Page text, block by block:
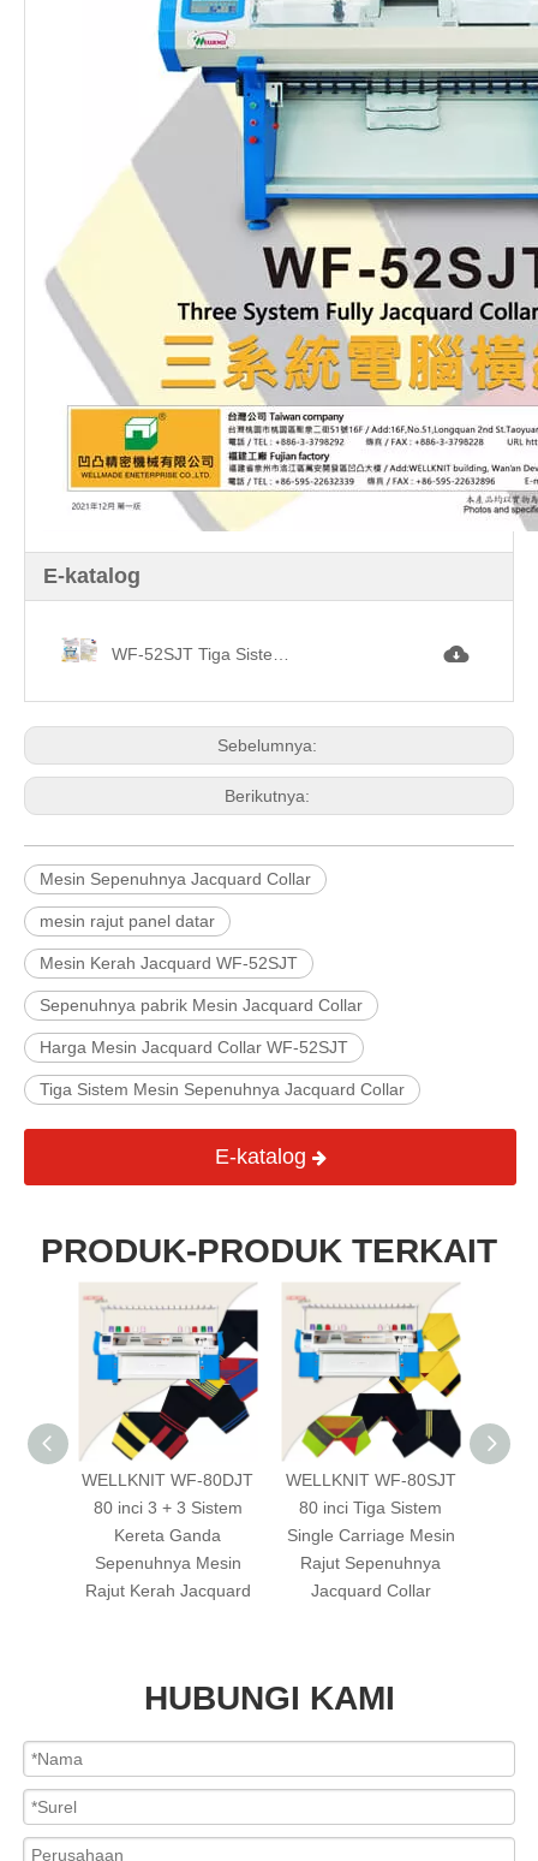
E-katalog
Sebelumnya:
Berikutnya:
Mesin Sepenuhnya Jacquard Collar
mesin rajut panel datar
Mesin Kerah Jacquard WF-52SJT
Sepenuhnya pabrik Mesin Jacquard Collar
Harga Mesin Jacquard Collar WF-52SJT
Tiga Sistem Mesin Sepenuhnya Jacquard Collar
E-katalog
PRODUK-PRODUK TERKAIT
WELLKNIT WF-80DJT
80 inci 3 + 3 Sistem
Kereta Ganda
Sepenuhnya Mesin
Rajut Kerah Jacquard
WELLKNIT WF-80SJT
80 inci Tiga Sistem
Single Carriage Mesin
Rajut Sepenuhnya
Jacquard Collar
HUBUNGI KAMI